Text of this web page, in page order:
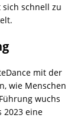
schnell zu
mit der
wie Menschen
wuchs
2023 eine